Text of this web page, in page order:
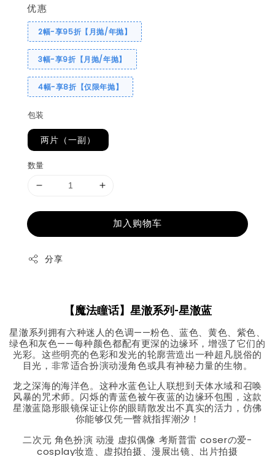
优惠
2幅-享95折【月抛/年抛】
3幅-享9折【月抛/年抛】
4幅-享8折【仅限年抛】
包装
两片（一副）
数量
加入购物车
分享
【魔法瞳话】星澈系列-星澈蓝
星澈系列拥有六种迷人的色调——粉色、蓝色、黄色、紫色、
绿色和灰色——每种颜色都配有更深的边缘环，增强了它们的
光彩。这些明亮的色彩和发光的轮廓营造出一种超凡脱俗的
目光，非常适合扮演动漫角色或具有神秘力量的生物。
龙之深海的海洋色。这种水蓝色让人联想到天体水域和召唤
风暴的咒术师。闪烁的青蓝色被午夜蓝的边缘环包围，这款
星澈蓝隐形眼镜保证让你的眼睛散发出不真实的活力，仿佛
你能够仅凭一瞥就指挥潮汐！
二次元 角色扮演 动漫 虚拟偶像 考斯普雷 coserの爱-
cosplay妆造、虚拟拍摄、漫展出镜、出片拍摄